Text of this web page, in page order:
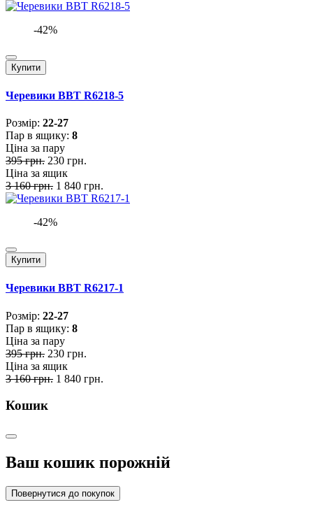
-42%
Купити
Черевики BBT R6218-5
Розмiр: 22-27
Пар в ящику: 8
Ціна за пару
395 грн. 230 грн.
Ціна за ящик
3 160 грн. 1 840 грн.
-42%
Купити
Черевики BBT R6217-1
Розмiр: 22-27
Пар в ящику: 8
Ціна за пару
395 грн. 230 грн.
Ціна за ящик
3 160 грн. 1 840 грн.
Кошик
Ваш кошик порожній
Повернутися до покупок